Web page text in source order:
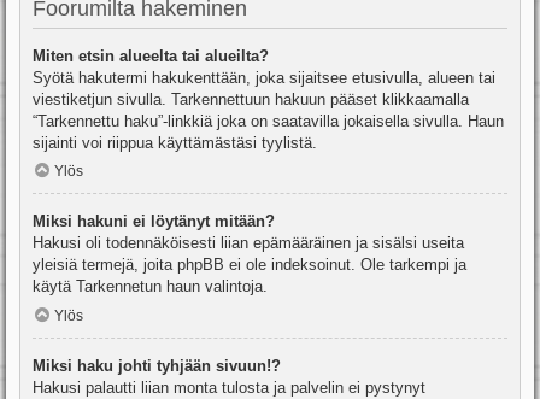
Foorumilta hakeminen
Miten etsin alueelta tai alueilta?
Syötä hakutermi hakukenttään, joka sijaitsee etusivulla, alueen tai
viestiketjun sivulla. Tarkennettuun hakuun pääset klikkaamalla
“Tarkennettu haku”-linkkiä joka on saatavilla jokaisella sivulla. Haun
sijainti voi riippua käyttämästäsi tyylistä.
Ylös
Miksi hakuni ei löytänyt mitään?
Hakusi oli todennäköisesti liian epämääräinen ja sisälsi useita
yleisiä termejä, joita phpBB ei ole indeksoinut. Ole tarkempi ja
käytä Tarkennetun haun valintoja.
Ylös
Miksi haku johti tyhjään sivuun!?
Hakusi palautti liian monta tulosta ja palvelin ei pystynyt